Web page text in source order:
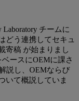
チームに
どう連携してセキュ
寄稿 が始まりまし
ースにOEMに課さ
説し、OEMならび
いて概説していま